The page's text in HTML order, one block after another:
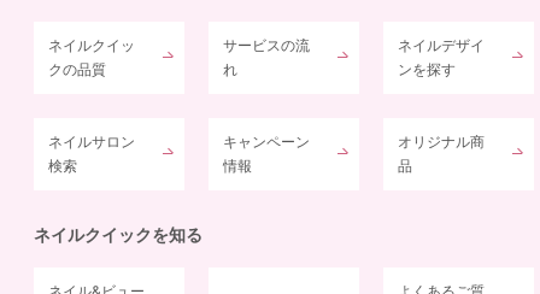
ネイルクイッ
クの品質
サービスの流
れ
ネイルデザイ
ンを探す
ネイルサロン
検索
キャンペーン
情報
オリジナル商
品
ネイルクイックを知る